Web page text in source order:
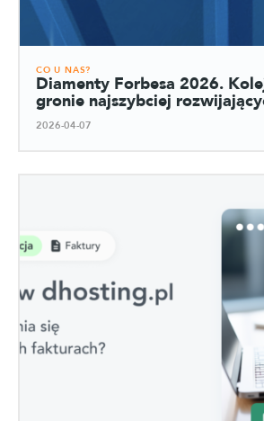
CO U NAS?
Diamenty Forbesa 2026.
gronie najszybciej
2026-04-07